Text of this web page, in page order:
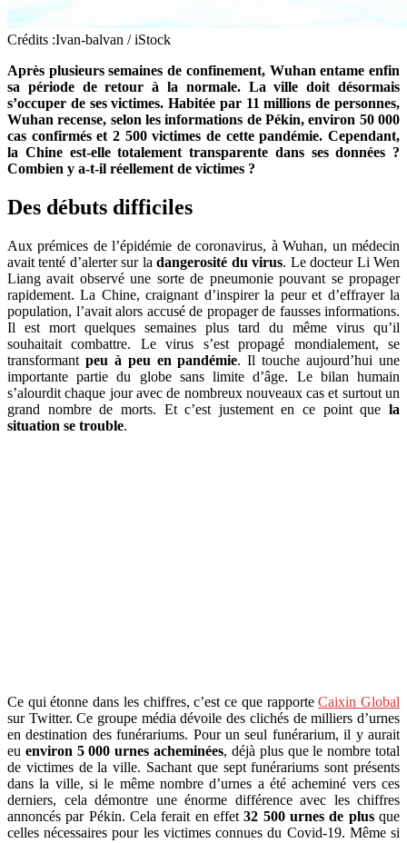
Crédits :Ivan-balvan / iStock
Après plusieurs semaines de confinement, Wuhan entame enfin
sa période de retour à la normale. La ville doit désormais
s’occuper de ses victimes. Habitée par 11 millions de personnes,
Wuhan recense, selon les informations de Pékin, environ 50 000
cas confirmés et 2 500 victimes de cette pandémie. Cependant,
la Chine est-elle totalement transparente dans ses données ?
Combien y a-t-il réellement de victimes ?
Des débuts difficiles
Aux prémices de l’épidémie de coronavirus, à Wuhan, un médecin
avait tenté d’alerter sur ladangerosité du virus. Le docteur Li Wen
Liang avait observé une sorte de pneumonie pouvant se propager
rapidement. La Chine, craignant d’inspirer la peur et d’effrayer la
population, l’avait alors accusé de propager de fausses informations.
Il est mort quelques semaines plus tard du même virus qu’il
souhaitait combattre. Le virus s’est propagé mondialement, se
transformant peu à peu en pandémie. Il touche aujourd’hui une
importante partie du globe sans limite d’âge. Le bilan humain
s’alourdit chaque jour avec de nombreux nouveaux cas et surtout un
grand nombre de morts. Et c’est justement en ce point que la
situation se trouble.
Ce qui étonne dans les chiffres, c’est ce que rapporteCaixin Global
sur Twitter. Ce groupe média dévoile des clichés de milliers d’urnes
en destination des funérariums. Pour un seul funérarium, il y aurait
eu environ 5 000 urnes acheminées, déjà plus que le nombre total
de victimes de la ville. Sachant que sept funérariums sont présents
dans la ville, si le même nombre d’urnes a été acheminé vers ces
derniers, cela démontre une énorme différence avec les chiffres
annoncés par Pékin. Cela ferait en effet32 500 urnes de plusque
celles nécessaires pour les victimes connues du Covid-19. Même si